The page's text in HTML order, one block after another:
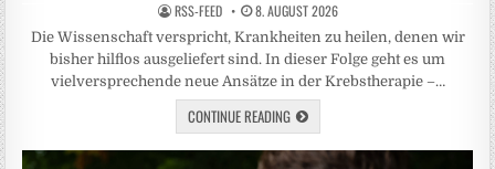
RSS-FEED 8. AUGUST 2026
Die Wissenschaft verspricht, Krankheiten zu heilen, denen wir
bisher hilflos ausgeliefert sind. In dieser Folge geht es um
vielversprechende neue Ansätze in der Krebstherapie –…
CONTINUE READING